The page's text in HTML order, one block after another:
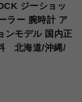
ジーショッ
ラー 腕時計 ア
ンモデル 国内正
北海道/沖縄/